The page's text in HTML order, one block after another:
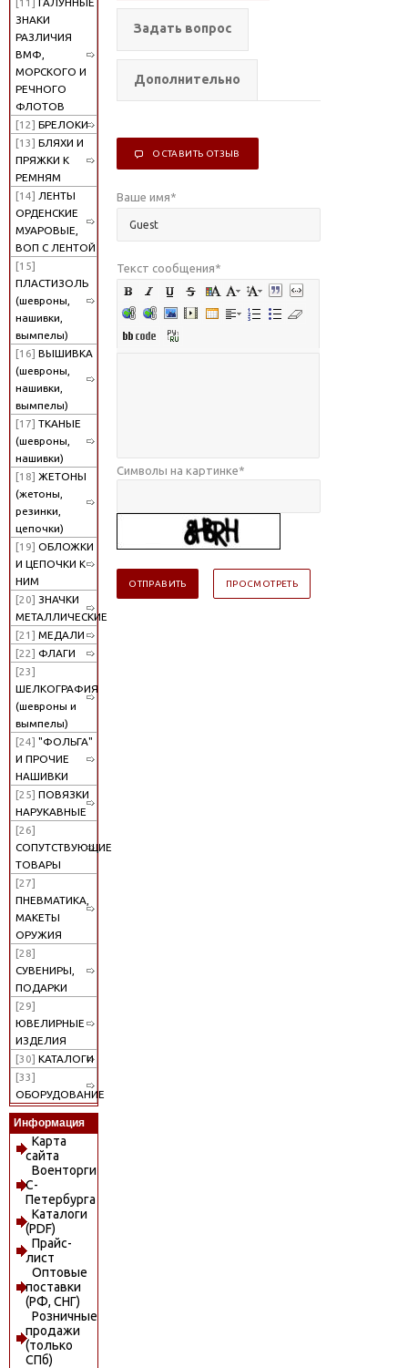
[11] ГАЛУННЫЕ
ЗНАКИ
РАЗЛИЧИЯ
ВМФ,
МОРСКОГО И
РЕЧНОГО
ФЛОТОВ
[12] БРЕЛОКИ
[13] БЛЯХИ И
ПРЯЖКИ К
РЕМНЯМ
[14] ЛЕНТЫ
ОРДЕНСКИЕ
МУАРОВЫЕ,
ВОП С ЛЕНТОЙ
[15]
ПЛАСТИЗОЛЬ
(шевроны,
нашивки,
вымпелы)
[16] ВЫШИВКА
(шевроны,
нашивки,
вымпелы)
[17] ТКАНЫЕ
(шевроны,
нашивки)
[18] ЖЕТОНЫ
(жетоны,
резинки,
цепочки)
[19] ОБЛОЖКИ
И ЦЕПОЧКИ К
НИМ
[20] ЗНАЧКИ
МЕТАЛЛИЧЕСКИЕ
[21] МЕДАЛИ
[22] ФЛАГИ
[23]
ШЕЛКОГРАФИЯ
(шевроны и
вымпелы)
[24] "ФОЛЬГА"
И ПРОЧИЕ
НАШИВКИ
[25] ПОВЯЗКИ
НАРУКАВНЫЕ
[26]
СОПУТСТВУЮЩИЕ
ТОВАРЫ
[27]
ПНЕВМАТИКА,
МАКЕТЫ
ОРУЖИЯ
[28]
СУВЕНИРЫ,
ПОДАРКИ
[29]
ЮВЕЛИРНЫЕ
ИЗДЕЛИЯ
[30] КАТАЛОГИ
[33]
ОБОРУДОВАНИЕ
Информация
Карта
сайта
Военторги
С-
Петербурга
Каталоги
(PDF)
Прайс-
лист
Оптовые
поставки
(РФ, СНГ)
Розничные
продажи
(только
СПб)
Задать вопрос
Дополнительно
ОСТАВИТЬ ОТЗЫВ
Ваше имя*
Текст сообщения*
Символы на картинке*